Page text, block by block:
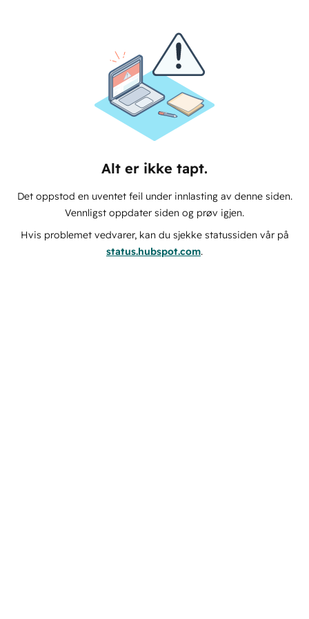
Alt er ikke tapt.
Det oppstod en uventet feil under innlasting av denne siden.
Vennligst oppdater siden og prøv igjen.
Hvis problemet vedvarer, kan du sjekke statussiden vår på
status.hubspot.com.